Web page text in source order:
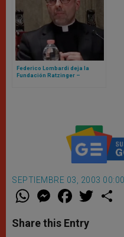
Federico Lombardi deja la
Fundación Ratzinger –
SEPTIEMBRE 03, 2003 00:00
W
t
s
M
e
s
e
F
a
e
b
w
Share this Entry